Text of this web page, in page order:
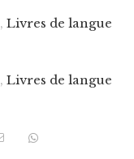
, Livres de langue
, Livres de langue